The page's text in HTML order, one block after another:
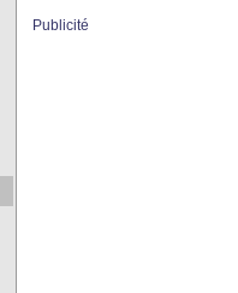
Publicité